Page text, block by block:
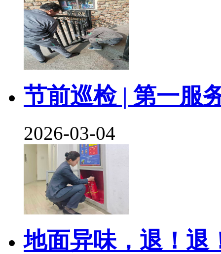
节前巡检 | 第一服
2026-03-04
地面异味，退！退